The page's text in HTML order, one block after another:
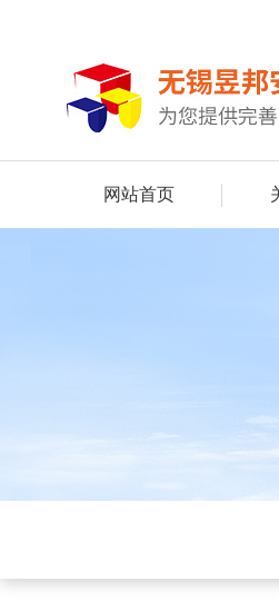
网站首页